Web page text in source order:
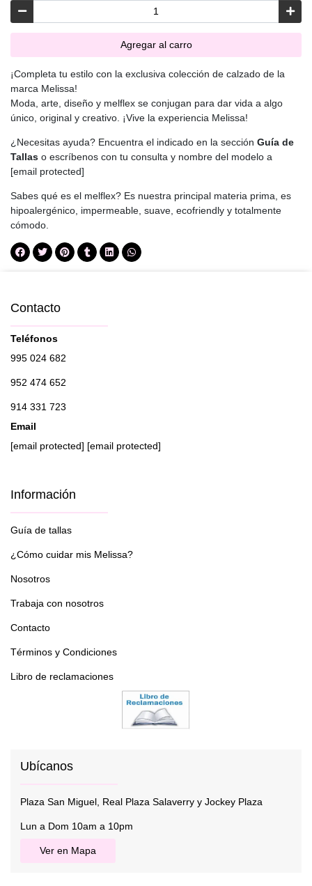
Agregar al carro
¡Completa tu estilo con la exclusiva colección de calzado de la
marca Melissa!
Moda, arte, diseño y melflex se conjugan para dar vida a algo
único, original y creativo. ¡Vive la experiencia Melissa!
¿Necesitas ayuda? Encuentra el indicado en la sección Guía de
Tallas o escríbenos con tu consulta y nombre del modelo a
[email protected]
Sabes qué es el melflex? Es nuestra principal materia prima, es
hipoalergénico, impermeable, suave, ecofriendly y totalmente
cómodo.
Contacto
Teléfonos
995 024 682
952 474 652
914 331 723
Email
[email protected] [email protected]
Información
Guía de tallas
¿Cómo cuidar mis Melissa?
Nosotros
Trabaja con nosotros
Contacto
Términos y Condiciones
Libro de reclamaciones
Ubícanos
Plaza San Miguel, Real Plaza Salaverry y Jockey Plaza
Lun a Dom 10am a 10pm
Ver en Mapa